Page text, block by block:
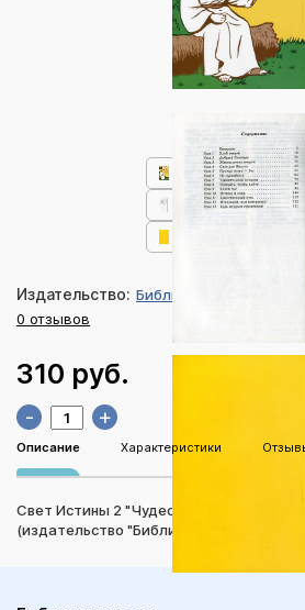
Издательство: Библия для всех
0 отзывов
310 руб.
- +
Описание Характеристики
Свет Истины 2 "Чудесные слова
(издательство "Библия для всех")